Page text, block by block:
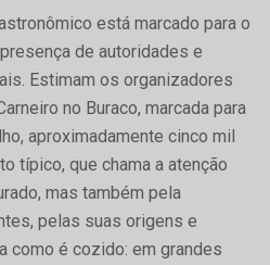
está marcado para o
de autoridades e
Estimam os organizadores
no Buraco, marcada para
aproximadamente cinco mil
típico, que chama a atenção
mas também pela
pelas suas origens e
como é cozido: em grandes